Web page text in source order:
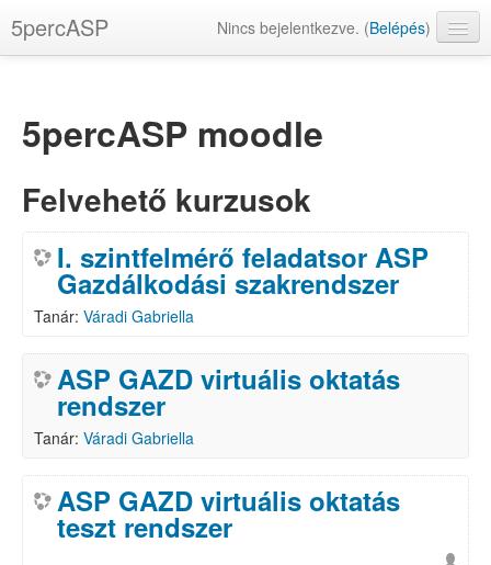
5percASP Nincs bejelentkezve. (Belépés)
5percASP moodle
Felvehető kurzusok
I. szintfelmérő feladatsor ASP
Gazdálkodási szakrendszer
Tanár: Váradi Gabriella
ASP GAZD virtuális oktatás
rendszer
Tanár: Váradi Gabriella
ASP GAZD virtuális oktatás
teszt rendszer